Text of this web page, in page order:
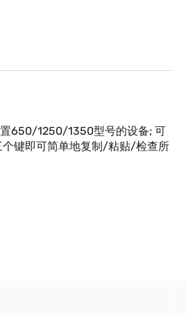
650/1250/1350型号的设备; 可
个键即可简单地复制/粘贴/检查所